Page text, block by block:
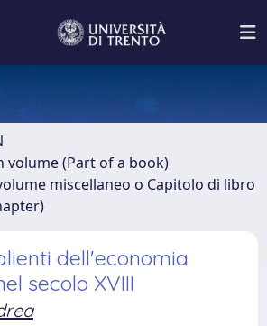
volume (Part of a book)
miscellaneo o Capitolo di libro
dell'economia
secolo XVIII